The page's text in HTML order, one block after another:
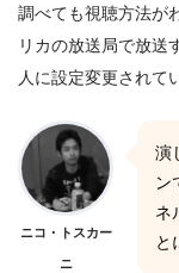
調べても視聴方法が
リカの放送局で放送
人に設定変更されて
ニコ・トスカー
ニ
演
ン
ネ
と